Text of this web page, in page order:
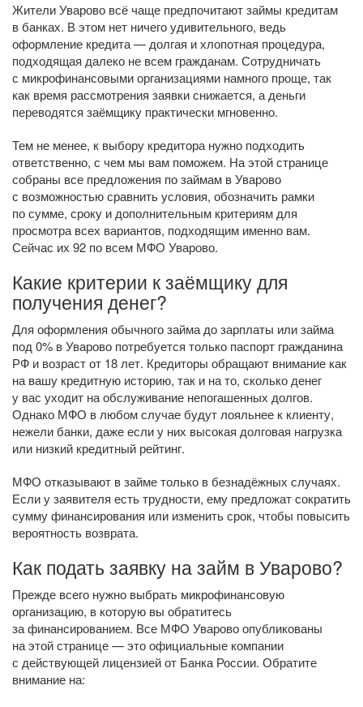
Жители Уварово всё чаще предпочитают займы кредитам
в банках. В этом нет ничего удивительного, ведь
оформление кредита — долгая и хлопотная процедура,
подходящая далеко не всем гражданам. Сотрудничать
с микрофинансовыми организациями намного проще, так
как время рассмотрения заявки снижается, а деньги
переводятся заёмщику практически мгновенно.
Тем не менее, к выбору кредитора нужно подходить
ответственно, с чем мы вам поможем. На этой странице
собраны все предложения по займам в Уварово
с возможностью сравнить условия, обозначить рамки
по сумме, сроку и дополнительным критериям для
просмотра всех вариантов, подходящим именно вам.
Сейчас их 92 по всем МФО Уварово.
Какие критерии к заёмщику для
получения денег?
Для оформления обычного займа до зарплаты или займа
под 0% в Уварово потребуется только паспорт гражданина
РФ и возраст от 18 лет. Кредиторы обращают внимание как
на вашу кредитную историю, так и на то, сколько денег
у вас уходит на обслуживание непогашенных долгов.
Однако МФО в любом случае будут лояльнее к клиенту,
нежели банки, даже если у них высокая долговая нагрузка
или низкий кредитный рейтинг.
МФО отказывают в займе только в безнадёжных случаях.
Если у заявителя есть трудности, ему предложат сократить
сумму финансирования или изменить срок, чтобы повысить
вероятность возврата.
Как подать заявку на займ в Уварово?
Прежде всего нужно выбрать микрофинансовую
организацию, в которую вы обратитесь
за финансированием. Все МФО Уварово опубликованы
на этой странице — это официальные компании
с действующей лицензией от Банка России. Обратите
внимание на: